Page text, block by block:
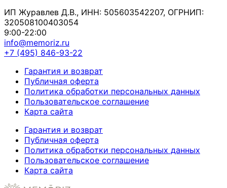
ИП Журавлев Д.В., ИНН: 505603542207, ОГРНИП:
320508100403054
9:00-22:00
info@memoriz.ru
+7 (495) 846-93-22
Гарантия и возврат
Публичная оферта
Политика обработки персональных данных
Пользовательское соглашение
Карта сайта
Гарантия и возврат
Публичная оферта
Политика обработки персональных данных
Пользовательское соглашение
Карта сайта